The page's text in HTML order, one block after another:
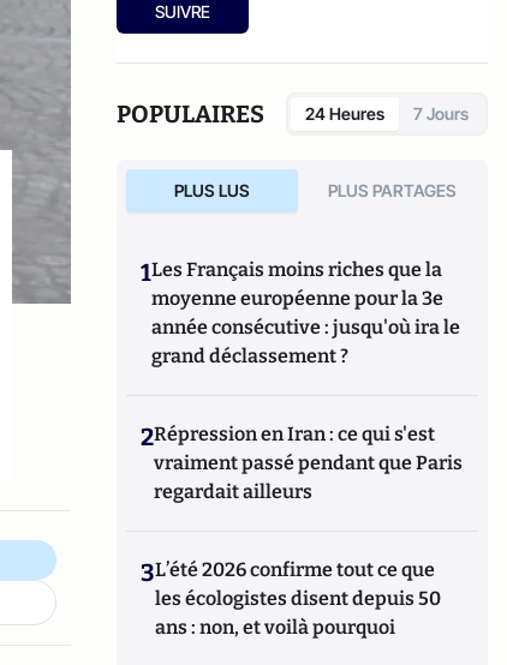
SUIVRE
POPULAIRES 24 Heures 7 Jours
PLUS LUS PLUS PARTAGES
1Les Français moins riches que la
moyenne européenne pour la 3e
année consécutive : jusqu'où ira le
grand déclassement ?
2Répression en Iran : ce qui s'est
vraiment passé pendant que Paris
regardait ailleurs
3L’été 2026 confirme tout ce que
les écologistes disent depuis 50
ans : non, et voilà pourquoi